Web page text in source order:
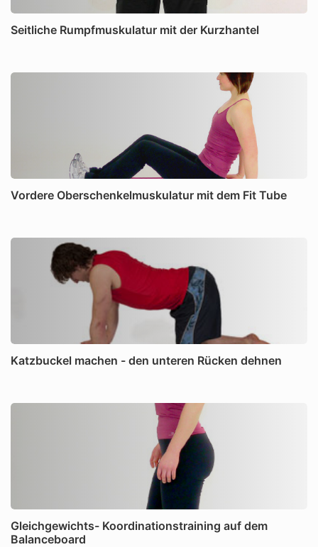
Seitliche Rumpfmuskulatur mit der Kurzhantel
Vordere Oberschenkelmuskulatur mit dem Fit Tube
Katzbuckel machen - den unteren Rücken dehnen
Gleichgewichts- Koordinationstraining auf dem
Balanceboard